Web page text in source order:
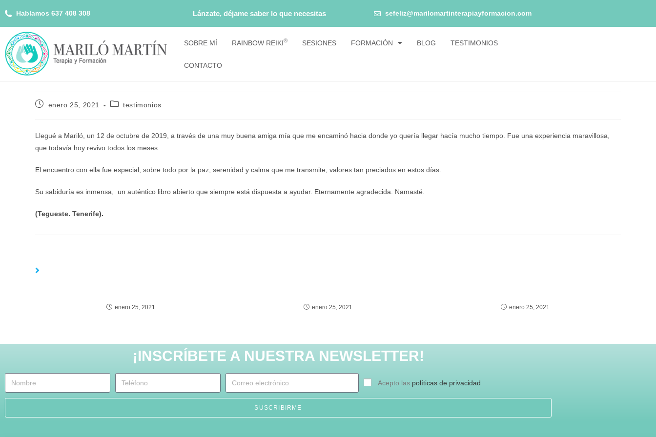
Hablamos 637 408 308 Lánzate, déjame saber lo que necesitas sefeliz@marilomartinterapiayformacion.com
SOBRE MÍ RAINBOW REIKI® SESIONES FORMACIÓN BLOG TESTIMONIOS
CONTACTO
enero 25, 2021 testimonios
Llegué a Mariló, un 12 de octubre de 2019, a través de una muy buena amiga mía que me encaminó hacia donde yo quería llegar hacía mucho tiempo. Fue una experiencia maravillosa,
que todavía hoy revivo todos los meses.
El encuentro con ella fue especial, sobre todo por la paz, serenidad y calma que me transmite, valores tan preciados en estos días.
Su sabiduría es inmensa, un auténtico libro abierto que siempre está dispuesta a ayudar. Eternamente agradecida. Namasté.
(Tegueste. Tenerife).
enero 25, 2021 enero 25, 2021 enero 25, 2021
¡INSCRÍBETE A NUESTRA NEWSLETTER!
Acepto las políticas de privacidad
SUSCRIBIRME